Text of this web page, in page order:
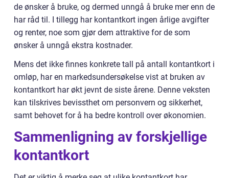
de ønsker å bruke, og dermed unngå å bruke mer enn de
har råd til. I tillegg har kontantkort ingen årlige avgifter
og renter, noe som gjør dem attraktive for de som
ønsker å unngå ekstra kostnader.
Mens det ikke finnes konkrete tall på antall kontantkort i
omløp, har en markedsundersøkelse vist at bruken av
kontantkort har økt jevnt de siste årene. Denne veksten
kan tilskrives bevissthet om personvern og sikkerhet,
samt behovet for å ha bedre kontroll over økonomien.
Sammenligning av forskjellige
kontantkort